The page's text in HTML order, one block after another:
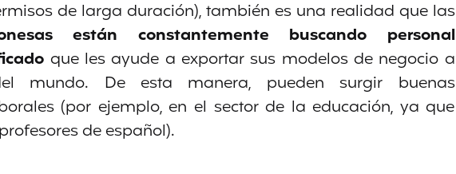
de larga duración), también es una realidad que las
están constantemente buscando personal
que les ayude a exportar sus modelos de negocio a
mundo. De esta manera, pueden surgir buenas
(por ejemplo, en el sector de la educación, ya que
de español).